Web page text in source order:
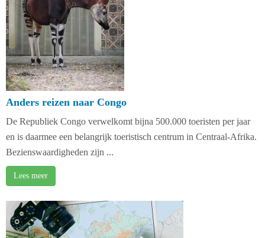
Anders reizen naar Congo
De Republiek Congo verwelkomt bijna 500.000 toeristen per jaar
en is daarmee een belangrijk toeristisch centrum in Centraal-Afrika.
Bezienswaardigheden zijn ...
Lees meer